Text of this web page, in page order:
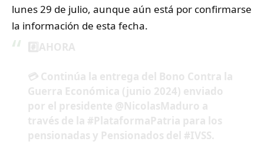
lunes 29 de julio, aunque aún está por confirmarse
la información de esta fecha.
#️⃣AHORA
💳 Continúa la entrega del Bono Contra la
Guerra Económica (junio 2024) enviado
por el presidente @NicolasMaduro a
través de la #PlataformaPatria para los
pensionadas y Pensionados del #IVSS.